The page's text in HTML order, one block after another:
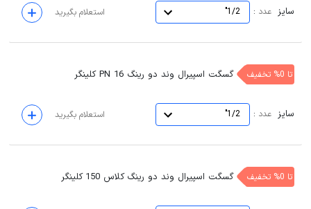
سایز عدد :
1/2" استعلام بگیرید
تا 0% تخفیف گسگت اسپیرال وند دو رینگ PN 16 کلینگر
سایز عدد :
1/2" استعلام بگیرید
تا 0% تخفیف گسگت اسپیرال وند دو رینگ کلاس 150 کلینگر